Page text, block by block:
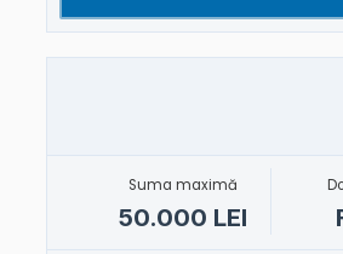
Suma maximă
50.000 LEI